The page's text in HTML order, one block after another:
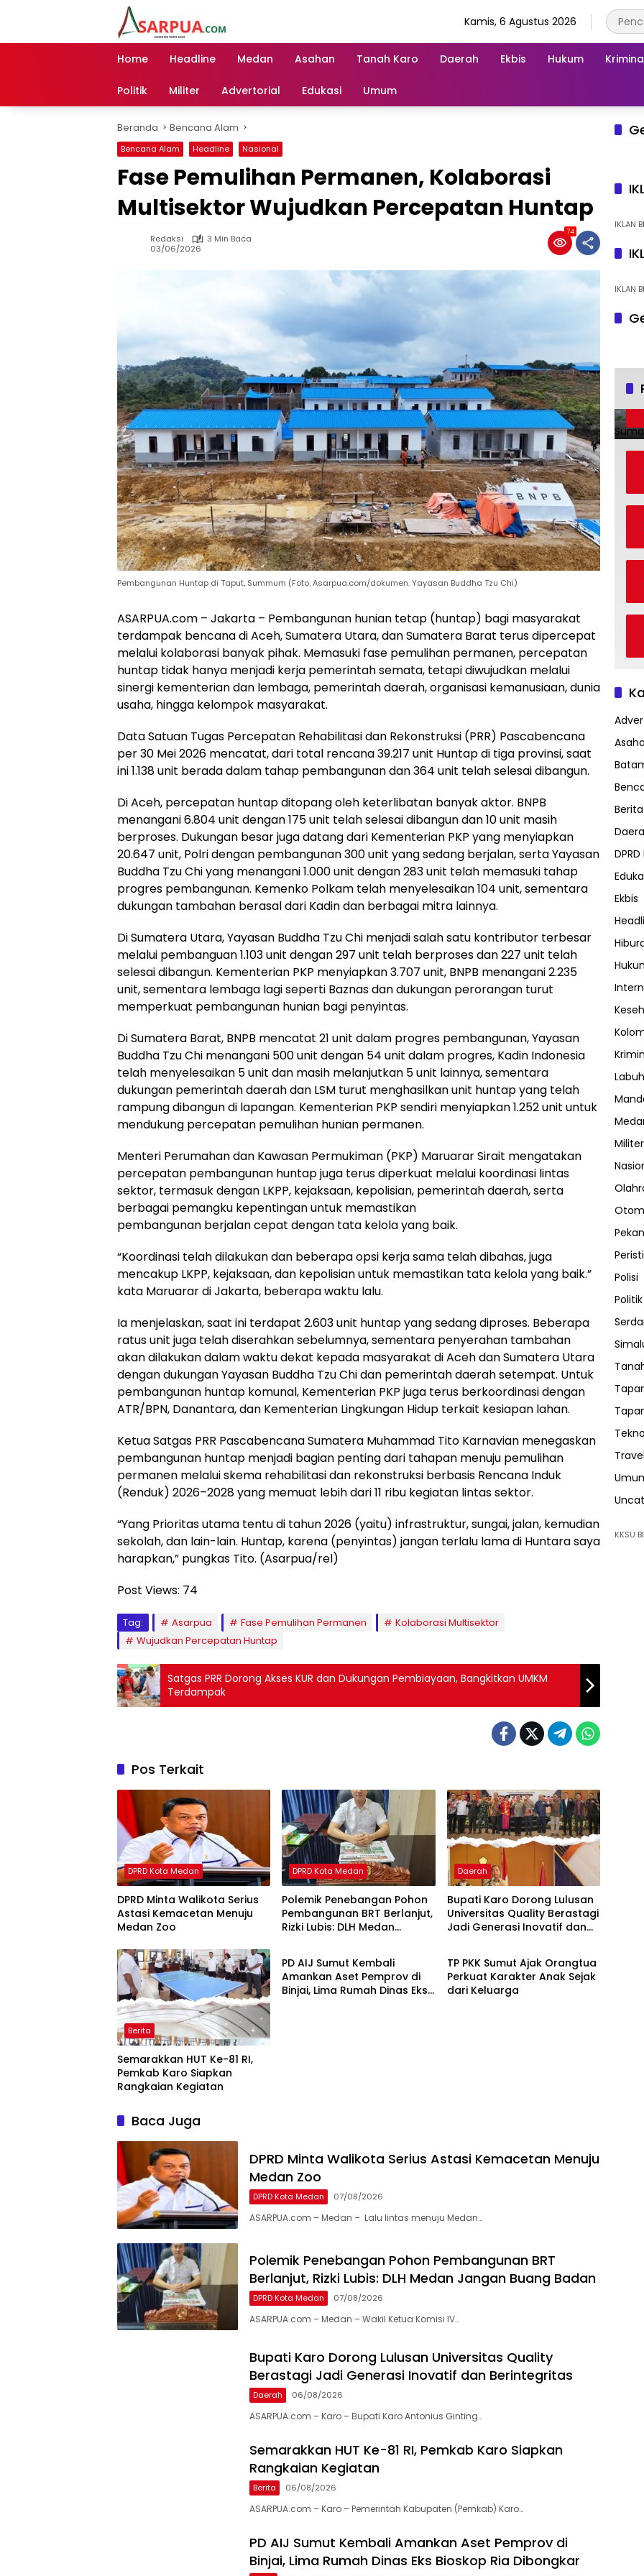
Kamis, 6 Agustus 2026
Home Headline Medan Asahan Tanah Karo Daerah Ekbis Hukum
Politik Militer Advertorial Edukasi Umum
Beranda Bencana Alam
Bencana Alam Headline Nasional
Fase Pemulihan Permanen, Kolaborasi
Multisektor Wujudkan Percepatan Huntap
Redaksi
3 Min Baca
03/06/2026
74
Pembangunan Huntap di Taput, Summum (Foto. Asarpua.com/dokumen. Yayasan Buddha Tzu Chi)
ASARPUA.com – Jakarta – Pembangunan hunian tetap (huntap) bagi masyarakat
terdampak bencana di Aceh, Sumatera Utara, dan Sumatera Barat terus dipercepat
melalui kolaborasi banyak pihak. Memasuki fase pemulihan permanen, percepatan
huntap tidak hanya menjadi kerja pemerintah semata, tetapi diwujudkan melalui
sinergi kementerian dan lembaga, pemerintah daerah, organisasi kemanusiaan, dunia
usaha, hingga kelompok masyarakat.
Data Satuan Tugas Percepatan Rehabilitasi dan Rekonstruksi (PRR) Pascabencana
per 30 Mei 2026 mencatat, dari total rencana 39.217 unit Huntap di tiga provinsi, saat
ini 1.138 unit berada dalam tahap pembangunan dan 364 unit telah selesai dibangun.
Di Aceh, percepatan huntap ditopang oleh keterlibatan banyak aktor. BNPB
menangani 6.804 unit dengan 175 unit telah selesai dibangun dan 10 unit masih
berproses. Dukungan besar juga datang dari Kementerian PKP yang menyiapkan
20.647 unit, Polri dengan pembangunan 300 unit yang sedang berjalan, serta Yayasan
Buddha Tzu Chi yang menangani 1.000 unit dengan 283 unit telah memasuki tahap
progres pembangunan. Kemenko Polkam telah menyelesaikan 104 unit, sementara
dukungan tambahan berasal dari Kadin dan berbagai mitra lainnya.
Di Sumatera Utara, Yayasan Buddha Tzu Chi menjadi salah satu kontributor terbesar
melalui pembanguan 1.103 unit dengan 297 unit telah berproses dan 227 unit telah
selesai dibangun. Kementerian PKP menyiapkan 3.707 unit, BNPB menangani 2.235
unit, sementara lembaga lagi seperti Baznas dan dukungan perorangan turut
memperkuat pembangunan hunian bagi penyintas.
Di Sumatera Barat, BNPB mencatat 21 unit dalam progres pembangunan, Yayasan
Buddha Tzu Chi menangani 500 unit dengan 54 unit dalam progres, Kadin Indonesia
telah menyelesaikan 5 unit dan masih melanjutkan 5 unit lainnya, sementara
dukungan pemerintah daerah dan LSM turut menghasilkan unit huntap yang telah
rampung dibangun di lapangan. Kementerian PKP sendiri menyiapkan 1.252 unit untuk
mendukung percepatan pemulihan hunian permanen.
Menteri Perumahan dan Kawasan Permukiman (PKP) Maruarar Sirait mengatakan
percepatan pembangunan huntap juga terus diperkuat melalui koordinasi lintas
sektor, termasuk dengan LKPP, kejaksaan, kepolisian, pemerintah daerah, serta
berbagai pemangku kepentingan untuk memastikan
pembangunan berjalan cepat dengan tata kelola yang baik.
“Koordinasi telah dilakukan dan beberapa opsi kerja sama telah dibahas, juga
mencakup LKPP, kejaksaan, dan kepolisian untuk memastikan tata kelola yang baik.”
kata Maruarar di Jakarta, beberapa waktu lalu.
Ia menjelaskan, saat ini terdapat 2.603 unit huntap yang sedang diproses. Beberapa
ratus unit juga telah diserahkan sebelumnya, sementara penyerahan tambahan
akan dilakukan dalam waktu dekat kepada masyarakat di Aceh dan Sumatera Utara
dengan dukungan Yayasan Buddha Tzu Chi dan pemerintah daerah setempat. Untuk
pembangunan huntap komunal, Kementerian PKP juga terus berkoordinasi dengan
ATR/BPN, Danantara, dan Kementerian Lingkungan Hidup terkait kesiapan lahan.
Ketua Satgas PRR Pascabencana Sumatera Muhammad Tito Karnavian menegaskan
pembangunan huntap menjadi bagian penting dari tahapan menuju pemulihan
permanen melalui skema rehabilitasi dan rekonstruksi berbasis Rencana Induk
(Renduk) 2026–2028 yang memuat lebih dari 11 ribu kegiatan lintas sektor.
“Yang Prioritas utama tentu di tahun 2026 (yaitu) infrastruktur, sungai, jalan, kemudian
sekolah, dan lain-lain. Huntap, karena (penyintas) jangan terlalu lama di Huntara saya
harapkan,” pungkas Tito. (Asarpua/rel)
Post Views: 74
Tag: Asarpua Fase Pemulihan Permanen
Kolaborasi Multisektor
Wujudkan Percepatan Huntap
Satgas PRR Dorong Akses KUR dan Dukungan Pembiayaan, Bangkitkan UMKM
Terdampak
Pos Terkait
DPRD Kota Medan
DPRD Minta Walikota Serius
Astasi Kemacetan Menuju
Medan Zoo
DPRD Kota Medan
Polemik Penebangan Pohon
Pembangunan BRT Berlanjut,
Rizki Lubis: DLH Medan
Daerah
Bupati Karo Dorong Lulusan
Universitas Quality Berastagi
Jadi Generasi Inovatif dan
Berita
Semarakkan HUT Ke-81 RI,
Pemkab Karo Siapkan
Rangkaian Kegiatan
Ekbis
PD AIJ Sumut Kembali
Amankan Aset Pemprov di
Binjai, Lima Rumah Dinas Eks
Edukasi
TP PKK Sumut Ajak Orangtua
Perkuat Karakter Anak Sejak
dari Keluarga
Baca Juga
DPRD Minta Walikota Serius Astasi Kemacetan Menuju
Medan Zoo
DPRD Kota Medan 07/08/2026
ASARPUA.com – Medan – Lalu lintas menuju Medan…
Polemik Penebangan Pohon Pembangunan BRT
Berlanjut, Rizki Lubis: DLH Medan Jangan Buang Badan
DPRD Kota Medan 07/08/2026
ASARPUA.com – Medan – Wakil Ketua Komisi IV…
Bupati Karo Dorong Lulusan Universitas Quality
Berastagi Jadi Generasi Inovatif dan Berintegritas
Daerah 06/08/2026
ASARPUA.com – Karo – Bupati Karo Antonius Ginting…
Semarakkan HUT Ke-81 RI, Pemkab Karo Siapkan
Rangkaian Kegiatan
Berita 06/08/2026
ASARPUA.com – Karo – Pemerintah Kabupaten (Pemkab) Karo…
PD AIJ Sumut Kembali Amankan Aset Pemprov di
Binjai, Lima Rumah Dinas Eks Bioskop Ria Dibongkar
IKLAN BI
IKLAN BI
Berita
Ekbis
Militer
Polisi
Politik
Travel
KKSU BI